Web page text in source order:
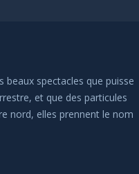
spectacles que puisse
et que des particules
nord, elles prennent le nom